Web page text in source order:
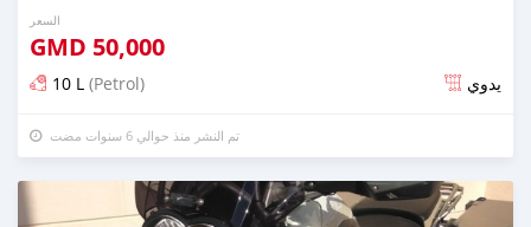
السعر
GMD 50,000
10 L (Petrol) يدوي
تم النشر منذ حوالي 6 سنوات مضت